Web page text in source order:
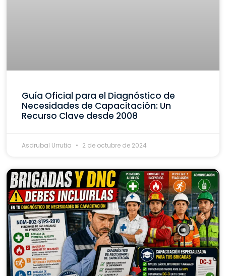
Guía Oficial para el Diagnóstico de
Necesidades de Capacitación: Un
Recurso Clave desde 2008
Asdrubal Urrutia 2 de octubre de 2024